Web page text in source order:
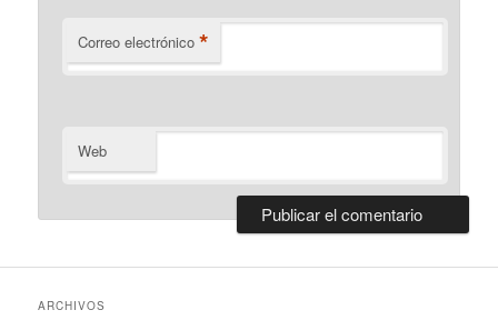
Correo electrónico *
Web
ARCHIVOS